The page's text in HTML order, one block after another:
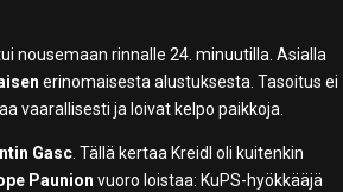
nousemaan rinnalle 24. minuutilla. Asialla
erinomaisesta alustuksesta. Tasoitus ei
vaarallisesti ja loivat kelpo paikkoja.
Gasc. Tällä kertaa Kreidl oli kuitenkin
Paunion vuoro loistaa: KuPS-hyökkääjä